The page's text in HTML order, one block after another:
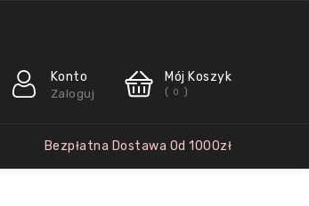
Konto
Zaloguj
Mój Koszyk
( 0 )
Bezpłatna Dostawa Od 1000zł